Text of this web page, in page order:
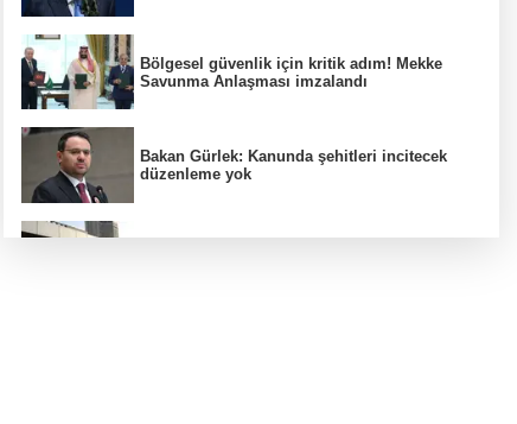
Bölgesel güvenlik için kritik adım! Mekke
Savunma Anlaşması imzalandı
Bakan Gürlek: Kanunda şehitleri incitecek
düzenleme yok